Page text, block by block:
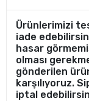
Ürünlerimizi
iade
hasar
olması
gönderilen
karşılıyoruz.
iptal